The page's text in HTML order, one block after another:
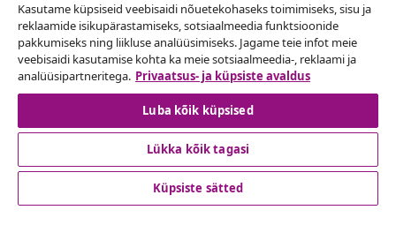
vidaXL
Vaata rohkem
© 2008-2026 vidaXL www.vidaxl.ee on vidaXL Marketplace
Kasutame küpsiseid veebisaidi nõuetekohaseks toimimiseks, sisu ja
reklaamide isikupärastamiseks, sotsiaalmeedia funktsioonide
pakkumiseks ning liikluse analüüsimiseks. Jagame teie infot meie
veebisaidi kasutamise kohta ka meie sotsiaalmeedia-, reklaami ja
analüüsipartneritega. Privaatsus- ja küpsiste avaldus
Luba kõik küpsised
Lükka kõik tagasi
Küpsiste sätted